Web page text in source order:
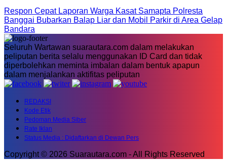
Respon Cepat Laporan Warga Kasat Samapta Polresta
Banggai Bubarkan Balap Liar dan Mobil Parkir di Area Gelap
Bandara
Seluruh Wartawan suarautara.com dalam melakukan
peliputan berita selalu menggunakan ID Card dan tidak
diperbolehkan meminta imbalan dalam bentuk apapun
dalam menjalankan aktifitas peliputan
REDAKSI
Kode Etik
Pedoman Media Siber
Rate Iklan
Status Media : Didaftarkan di Dewan Pers
Copyright © 2026 Suarautara.com - All Rights Reserved